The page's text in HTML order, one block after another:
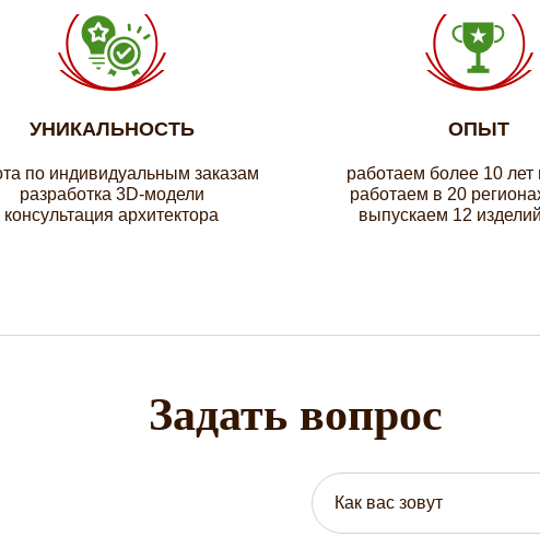
УНИКАЛЬНОСТЬ
по индивидуальным заказам
разработка 3D-модели
консультация архитектора
ОПЫТ
работаем более 10 лет
работаем в 20
выпускаем 12
Задать вопрос